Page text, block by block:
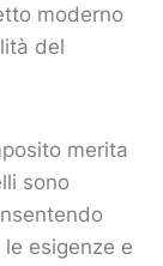
moderno
del
merita
sono
esigenze e